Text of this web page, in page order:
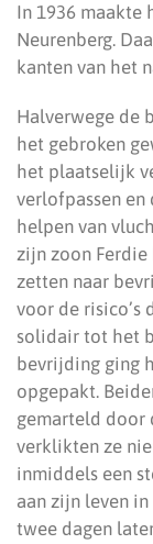
In 1936 maakte
Neurenberg.
kanten van het
Halverwege de
het gebroken
het plaatselijk
verlofpassen
helpen van
zijn zoon
zetten naar
voor de risico’s
solidair tot het
bevrijding ging
opgepakt.
gemarteld door
verklikten ze
inmiddels een
aan zijn leven
twee dagen